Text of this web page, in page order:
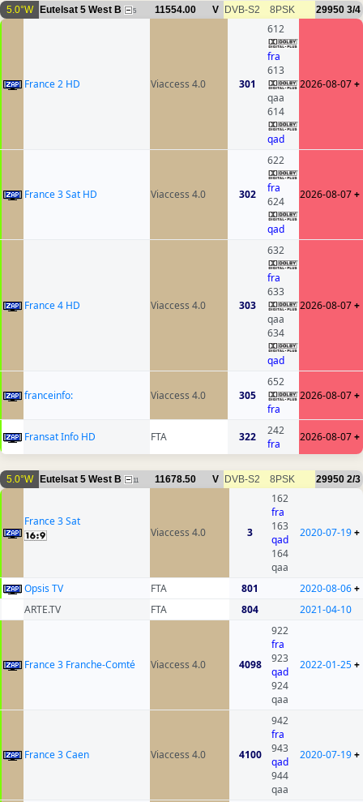
5.0°W Eutelsat 5 West B 5 11554.00 V DVB-S2 8PSK 29950 3/4
France 2 HD Viaccess 4.0 301
612
fra
613
qaa
614
qad
2026-08-07+
France 3 Sat HD Viaccess 4.0 302
622
fra
624
qad
2026-08-07+
France 4 HD Viaccess 4.0 303
632
fra
633
qaa
634
qad
2026-08-07+
franceinfo: Viaccess 4.0 305
652
fra
2026-08-07+
Fransat Info HD FTA 322
242
fra
2026-08-07+
5.0°W Eutelsat 5 West B 11 11678.50 V DVB-S2 8PSK 29950 2/3
France 3 Sat
Viaccess 4.0
3
162
fra
163
qad
164
qaa
2020-07-19+
Opsis TV FTA 801 2020-08-06+
ARTE.TV
FTA 804 2021-04-10
France 3 Franche-Comté Viaccess 4.0 4098
922
fra
923
qad
924
qaa
2022-01-25+
France 3 Caen Viaccess 4.0 4100
942
fra
943
qad
944
qaa
2020-07-19+